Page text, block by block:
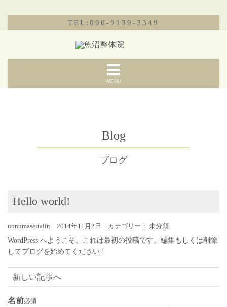
TEL:090-9139-3349
MENU
Blog
ブログ
Hello world!
uonumaseitaiin 2014年11月2日 カテゴリー： 未分類
WordPress へようこそ。これは最初の投稿です。編集もしくは削除
してブログを始めてください !
新しい記事へ
名前必須